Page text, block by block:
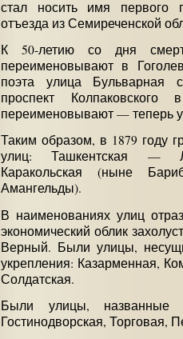
стал носить имя первого
отъезда из Семиреченской
К 50-летию со дня
переименовывают в
поэта улица Бульварная
проспект
переименовывают — теперь
Таким образом, в 1879 году
улиц: Ташкентская —
Каракольская (ныне
Амангельды).
В наименованиях улиц
экономический облик
Верный. Были улицы,
укрепления: Казарменная,
Солдатская.
Были улицы, названные
Гостинодворская, Торговая,